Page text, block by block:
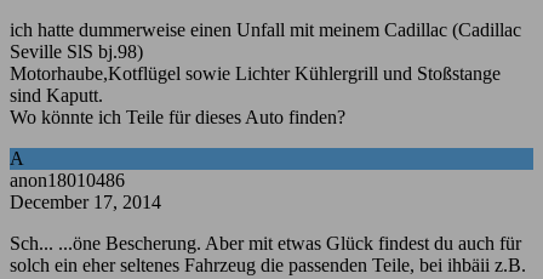
ich hatte dummerweise einen Unfall mit meinem Cadillac (Cadillac
Seville SlS bj.98)
Motorhaube,Kotflügel sowie Lichter Kühlergrill und Stoßstange
sind Kaputt.
Wo könnte ich Teile für dieses Auto finden?
A
anon18010486
December 17, 2014
Sch... ...öne Bescherung. Aber mit etwas Glück findest du auch für
solch ein eher seltenes Fahrzeug die passenden Teile, bei ihbäii z.B.